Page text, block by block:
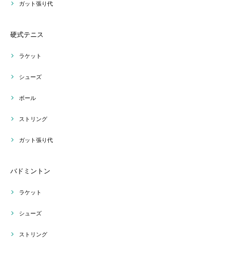
ガット張り代
硬式テニス
ラケット
シューズ
ボール
ストリング
ガット張り代
バドミントン
ラケット
シューズ
ストリング